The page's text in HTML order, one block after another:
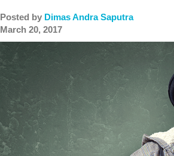
Posted by Dimas Andra Saputra
March 20, 2017